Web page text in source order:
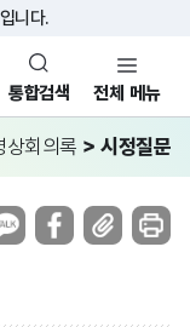
니다.
통합검색 전체 메뉴
상회의록 > 시정질문